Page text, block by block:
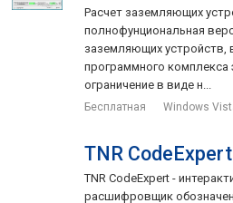
Расчет заземляющих
полнофунциональная
заземляющих устройств,
программного комплекса
ограничение в виде н...
Бесплатная Windows
TNR
TNR CodeExpert -
расшифровщик